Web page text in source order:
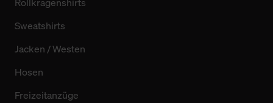
Rollkragenshirts
Sweatshirts
Jacken / Westen
Hosen
Freizeitanzüge